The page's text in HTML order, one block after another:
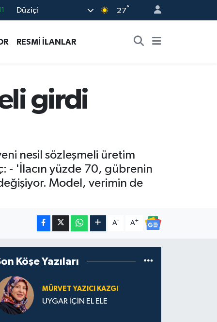
Düziçi 27°
RESMİ İLANLAR
girdi
nesil sözleşmeli üretim
- 'İlacın yüzde 70, gübrenin
Model, verimin de
A- A+
Köşe Yazıları
MÜRVET YAZICI KAZGI
UYGAR İÇİN EL ELE